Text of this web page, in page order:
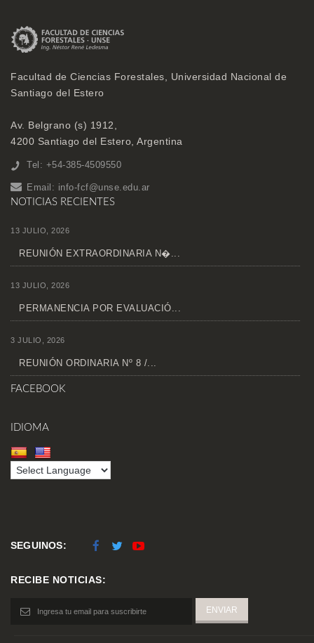
Facultad de Ciencias Forestales, Universidad Nacional de
Santiago del Estero
Av. Belgrano (s) 1912,
4200 Santiago del Estero, Argentina
Tel: +54-385-4509550
Email: info-fcf@unse.edu.ar
NOTICIAS RECIENTES
13 JULIO, 2026
REUNIÓN EXTRAORDINARIA N�...
13 JULIO, 2026
PERMANENCIA POR EVALUACIÓ...
3 JULIO, 2026
REUNIÓN ORDINARIA Nº 8 /...
FACEBOOK
IDIOMA
SEGUINOS:
RECIBE NOTICIAS: